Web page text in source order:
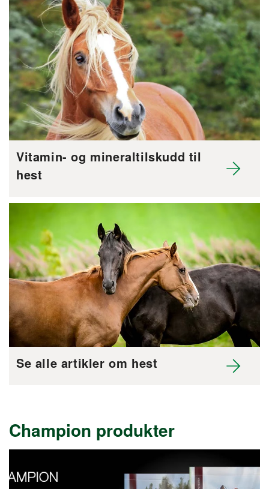
Vitamin- og mineraltilskudd til
hest
Se alle artikler om hest
Champion produkter